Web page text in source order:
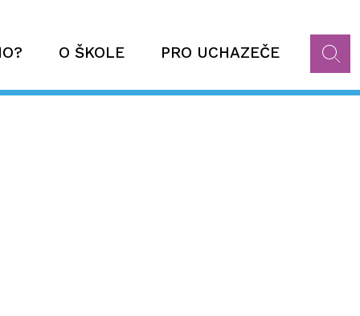
O ŠKOLE PRO UCHAZEČE